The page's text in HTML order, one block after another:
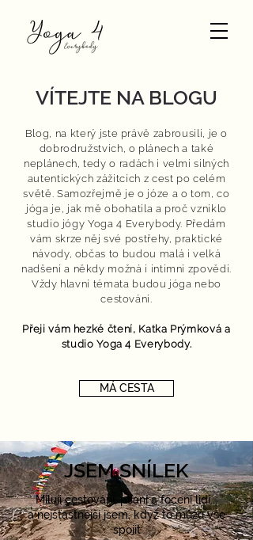
VÍTEJTE NA BLOGU
Blog, na který jste právě zabrousili, je o
dobrodružstvích, o plánech a také
neplánech, tedy o radách i velmi silných
autentických zážitcích z cest po celém
světě. Samozřejmě je o józe a o tom, co
jóga je, jak mě obohatila a proč vzniklo
studio jógy Yoga 4 Everybody. Předám
vám skrze něj své postřehy, praktické
návody, občas to budou malá i velká
nadšení a někdy možná i intimní zpovědi.
Vždy hlavní témata budou jóga nebo
cestování.
Přeji vám hezké čtení, Katka Prýmková a
studio Yoga 4 Everybody.
MÁ CESTA
JSEM SNÍLEK
Miluji cestování, psaní a focení lidí...
a nejšťastnější jsem, když to můžu vše
spojit